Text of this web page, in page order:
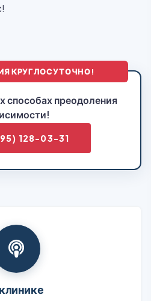
КРУГЛОСУТОЧНО!
способах преодоления
128-03-31